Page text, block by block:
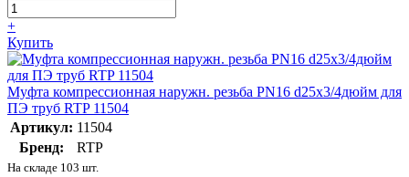
+
Купить
Муфта компрессионная наружн. резьба PN16 d25х3/4дюйм для
ПЭ труб RTP 11504
Артикул: 11504
Бренд:
RTP
На складе 103 шт.